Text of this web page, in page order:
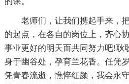
老师们，让我们携起手来，
的起点，在各自的岗位上，齐心
事业更好的明天而共同努力吧!耿
身于幽谷处，孕育兰花香。任凭
凭青春流逝，憔悴红颜，我会永